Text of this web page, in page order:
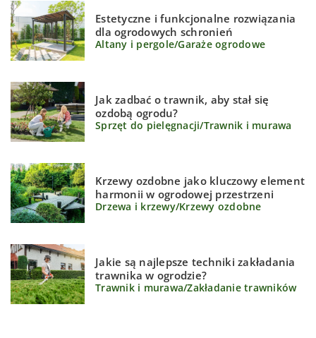
Estetyczne i funkcjonalne rozwiązania
dla ogrodowych schronień
Altany i pergole/Garaże ogrodowe
Jak zadbać o trawnik, aby stał się
ozdobą ogrodu?
Sprzęt do pielęgnacji/Trawnik i murawa
Krzewy ozdobne jako kluczowy element
harmonii w ogrodowej przestrzeni
Drzewa i krzewy/Krzewy ozdobne
Jakie są najlepsze techniki zakładania
trawnika w ogrodzie?
Trawnik i murawa/Zakładanie trawników